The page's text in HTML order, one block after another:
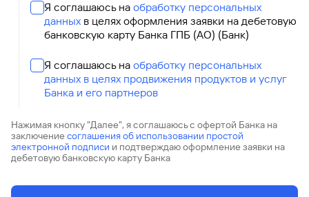
Я соглашаюсь на обработку персональных
данных в целях оформления заявки на дебетовую
банковскую карту Банка ГПБ (АО) (Банк)
Я соглашаюсь на обработку персональных
данных в целях продвижения продуктов и услуг
Банка и его партнеров
Нажимая кнопку "Далее", я соглашаюсь с офертой Банка на
заключениесоглашения об использовании простой
электронной подписи и подтверждаю оформление заявки на
дебетовую банковскую карту Банка